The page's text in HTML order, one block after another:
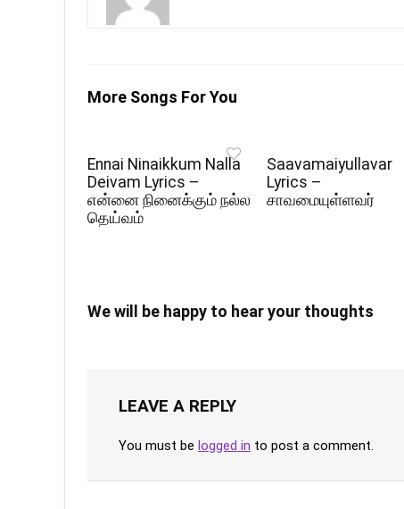
More Songs For You
Ennai Ninaikkum Nalla
Deivam Lyrics –
என்னை நினைக்கும் நல்ல
தெய்வம்
Saavamaiyullavar
Lyrics –
சாவமையுள்ளவர்
We will be happy to hear your thoughts
LEAVE A REPLY
You must be logged in to post a comment.